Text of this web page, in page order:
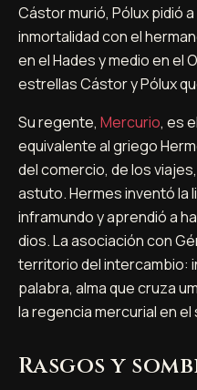
Cástor murió, Pólux pidió
inmortalidad con el
en el Hades y medio en el
estrellas Cástor y Pólux
Su regente, Mercurio, es
equivalente al griego
del comercio, de los
astuto. Hermes inventó la
inframundo y aprendió a
dios. La asociación con
territorio del intercambio:
palabra, alma que cruza
la regencia mercurial en el
Rasgos y